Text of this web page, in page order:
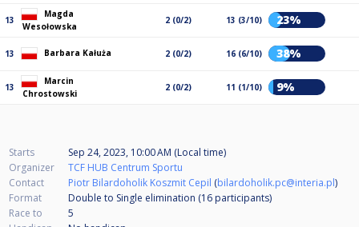
13
Magda
Wesołowska
2 (0/2) 13 (3/10) 23%
13 Barbara Kałuża 2 (0/2) 16 (6/10) 38%
13
Marcin
Chrostowski
2 (0/2) 11 (1/10) 9%
Starts
Sep 24, 2023, 10:00 AM (Local time)
Organizer
TCF HUB Centrum Sportu
Contact
Piotr Bilardoholik Koszmit Cepil (bilardoholik.pc@interia.pl)
Format
Double to Single elimination (16 participants)
Race to
5